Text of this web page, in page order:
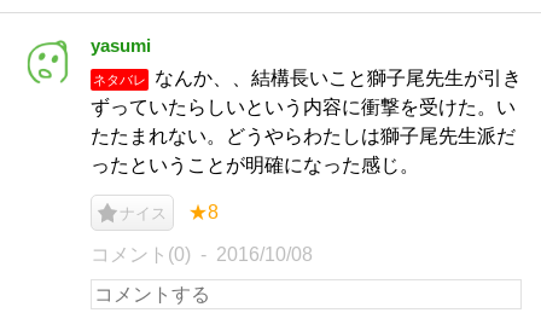
yasumi
ネタバレ
なんか、、結構長いこと獅子尾先生が引き
ずっていたらしいという内容に衝撃を受けた。い
たたまれない。どうやらわたしは獅子尾先生派だ
ったということが明確になった感じ。
ナイス ★8
コメント(0) 2016/10/08